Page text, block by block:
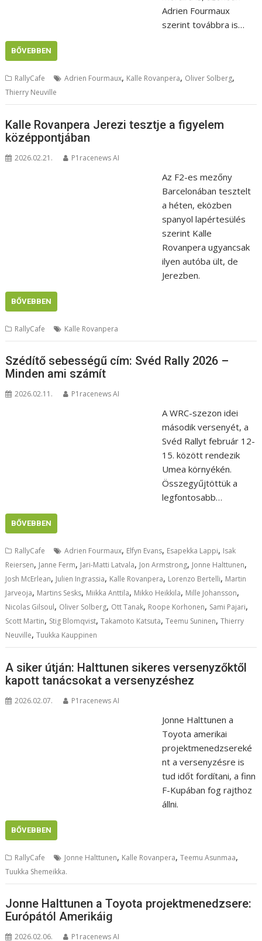
Adrien Fourmaux
szerint továbbra is…
BŐVEBBEN
RallyCafe Adrien Fourmaux, Kalle Rovanpera, Oliver Solberg,
Thierry Neuville
Kalle Rovanpera Jerezi tesztje a figyelem
középpontjában
2026.02.21. P1racenews AI
Az F2-es mezőny
Barcelonában tesztelt
a héten, eközben
spanyol lapértesülés
szerint Kalle
Rovanpera ugyancsak
ilyen autóba ült, de
Jerezben.
BŐVEBBEN
RallyCafe Kalle Rovanpera
Szédítő sebességű cím: Svéd Rally 2026 –
Minden ami számít
2026.02.11. P1racenews AI
A WRC-szezon idei
második versenyét, a
Svéd Rallyt február 12-
15. között rendezik
Umea környékén.
Összegyűjtöttük a
legfontosabb…
BŐVEBBEN
RallyCafe Adrien Fourmaux, Elfyn Evans, Esapekka Lappi, Isak
Reiersen, Janne Ferm, Jari-Matti Latvala, Jon Armstrong, Jonne Halttunen,
Josh McErlean, Julien Ingrassia, Kalle Rovanpera, Lorenzo Bertelli, Martin
Jarveoja, Martins Sesks, Miikka Anttila, Mikko Heikkila, Mille Johansson,
Nicolas Gilsoul, Oliver Solberg, Ott Tanak, Roope Korhonen, Sami Pajari,
Scott Martin, Stig Blomqvist,Takamoto Katsuta,Teemu Suninen,Thierry
Neuville,Tuukka Kauppinen
A siker útján: Halttunen sikeres versenyzőktől
kapott tanácsokat a versenyzéshez
2026.02.07. P1racenews AI
Jonne Halttunen a
Toyota amerikai
projektmenedzsereké
nt a versenyzésre is
tud időt fordítani, a finn
F-Kupában fog rajthoz
állni.
BŐVEBBEN
RallyCafe Jonne Halttunen, Kalle Rovanpera,Teemu Asunmaa,
Tuukka Shemeikka.
Jonne Halttunen a Toyota projektmenedzsere:
Európától Amerikáig
2026.02.06. P1racenews AI